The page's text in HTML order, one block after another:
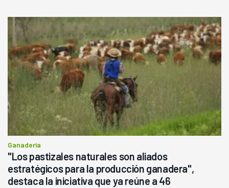
Ganadería
"Los pastizales naturales son aliados
estratégicos para la producción ganadera",
destaca la iniciativa que ya reúne a 46